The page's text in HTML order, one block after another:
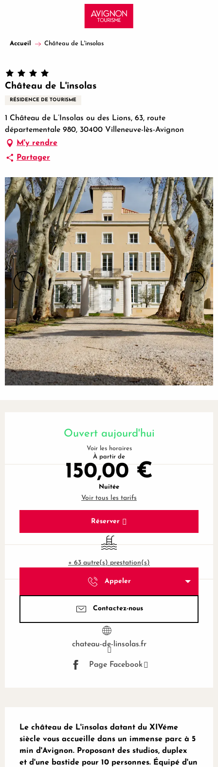
principal
Accueil Château de L'insolas
Château de L'insolas
RÉSIDENCE DE TOURISME
1 Château de L’Insolas ou des Lions, 63, route
départementale 980, 30400 Villeneuve-lès-Avignon
M'y rendre
Partager
Ouvert aujourd'hui
Voir les horaires
À partir de
150,00 €
Nuitée
Voir tous les tarifs
Réserver
Piscine
+ 63 autre(s) prestation(s)
Appeler
Contactez-nous
chateau-de-linsolas.fr
Page Facebook
Le château de L'insolas datant du XIVéme
siècle vous accueille dans un immense parc à 5
min d'Avignon. Proposant des studios, duplex
et d'une bastide pour 10 personnes. Équipé d'un